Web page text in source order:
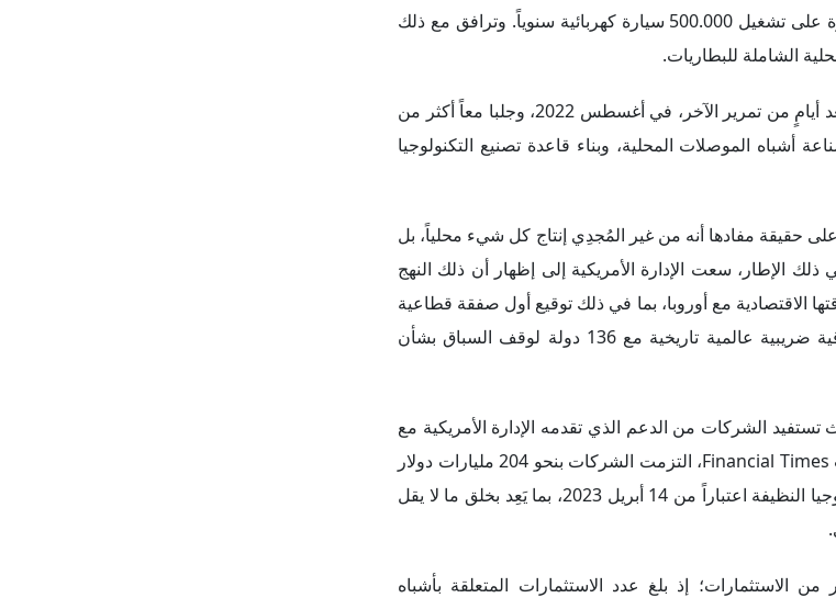
نيفادا الإسبانية لإنشاء أول سلسلة إمداد محلية شاملة "للمغناطيس الدائم"، مع القدرة على تشغيل 500.000 سيارة كهربائية سنوياً. وترافق مع ذلك
إضافة إلى قانون الرقائق والعلوم، وقانون الحد من التضخم اللذين تم تمرير أحدهما بعد أيامٍ من تمرير الآخر، في أغسطس 2022، وجلبا معاً أكثر من
أشباه الموصلات المحلية، وبناء قاعدة تصنيع التكنولوجيا
على حقيقة مفادها أنه من غير المُجدِي إنتاج كل شيء محلياً، بل
الإطار، سعت الإدارة الأمريكية إلى إظهار أن ذلك النهج
الاقتصادية مع أوروبا، بما في ذلك توقيع أول صفقة قطاعية
قائمة على الكربون في العالم بشأن تجارة الصلب والألمنيوم، فضلاً عن قيادة اتفاقية ضريبية عالمية تاريخية مع 136 دولة لوقف السباق بشأن
تستفيد الشركات من الدعم الذي تقدمه الإدارة الأمريكية مع
تعهدات بإنفاق عشرات المليارات من الدولارات على الصناعات الجديدة. ووفقاً لأبحاث Financial Times، التزمت الشركات بنحو 204 مليارات دولار
في مشاريع واسعة النطاق لدعم الولايات المتحدة في إنتاج أشباه الموصلات والتكنولوجيا النظيفة اعتباراً من 14 أبريل 2023، بما يَعِد بخلق ما لا يقل
الاستثمارات؛ إذ بلغ عدد الاستثمارات المتعلقة بأشباه